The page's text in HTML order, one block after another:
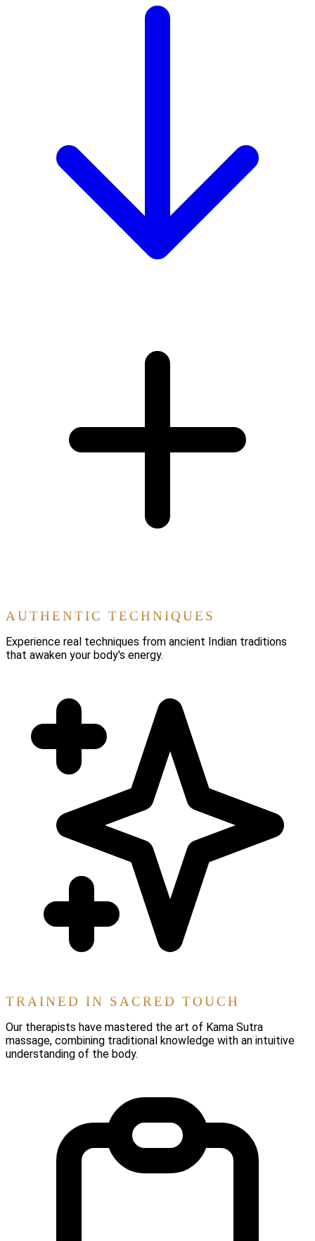
AUTHENTIC TECHNIQUES
Experience real techniques from ancient Indian traditions
that awaken your body's energy.
TRAINED IN SACRED TOUCH
Our therapists have mastered the art of Kama Sutra
massage, combining traditional knowledge with an intuitive
understanding of the body.